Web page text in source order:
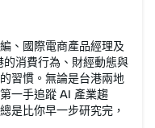
、國際電商產品經理及
消費行為、財經動態與
習慣。無論是台港兩地
一手追蹤 AI 產業趨
是比你早一步研究完，